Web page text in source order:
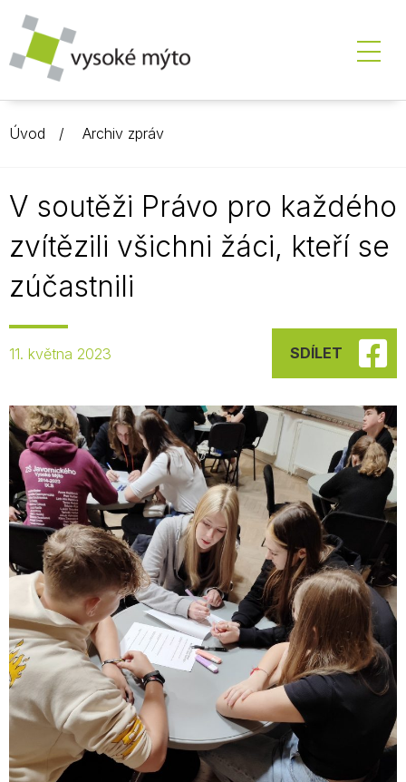
Úvod Archiv zpráv
V soutěži Právo pro každého
zvítězili všichni žáci, kteří se
zúčastnili
11. května 2023 SDÍLET